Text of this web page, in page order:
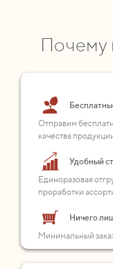
Почему
Отправим
качества
Удобный
Единоразовая
проработки
Ничего
Минимальный